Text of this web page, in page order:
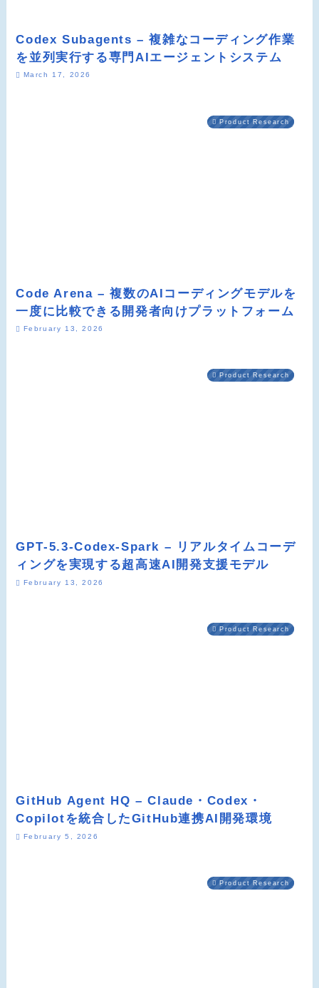
Codex Subagents – 複雑なコーディング作業
を並列実行する専門AIエージェントシステム
March 17, 2026
Product Research
Code Arena – 複数のAIコーディングモデルを
一度に比較できる開発者向けプラットフォーム
February 13, 2026
Product Research
GPT‑5.3‑Codex‑Spark – リアルタイムコーデ
ィングを実現する超高速AI開発支援モデル
February 13, 2026
Product Research
GitHub Agent HQ – Claude・Codex・
Copilotを統合したGitHub連携AI開発環境
February 5, 2026
Product Research